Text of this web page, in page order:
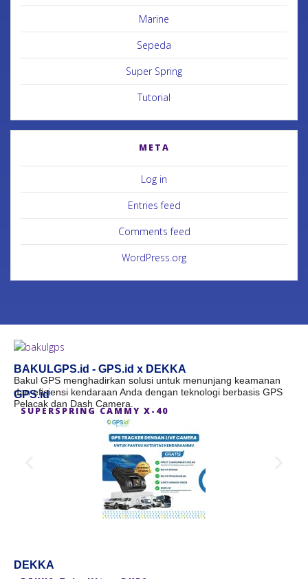
Marine
Sepeda
Super Spring
Tutorial
META
Log in
Entries feed
Comments feed
WordPress.org
BAKULGPS.id - GPS.id x DEKKA
Bakul GPS menghadirkan solusi untuk menunjang keamanan
dan efisiensi kendaraan Anda dengan teknologi berbasis GPS
Pelacak dan Dash Camera.
GPS.id
SUPERSPRING CAMMY X-40
DEKKA